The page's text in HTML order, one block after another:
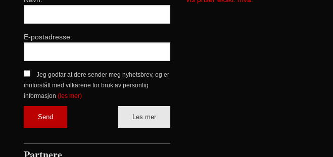
E-postadresse:
Jeg godtar at dere sender meg nyhetsbrev, og er
innforstått med vilkårene for bruk av personlig
informasjon (les mer)
Les mer